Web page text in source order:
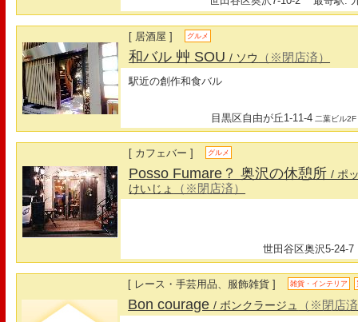
[ 居酒屋 ] グルメ
和バル 艸 SOU/ ソウ （※閉店済）
駅近の創作和食バル
目黒区自由が丘1-11-4 二葉ビル2F
[ カフェバー ] グルメ
Posso Fumare？ 奥沢の休憩所/ ポ
けいじょ
（※閉店済）
世田谷区奥沢5-24-7
[ レース・手芸用品、服飾雑貨 ] 雑貨・インテリア
Bon courage/ ボンクラージュ （※閉店